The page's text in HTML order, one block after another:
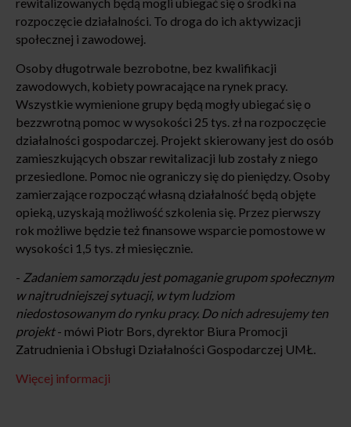
rozpoczęcie działalności. To droga do ich aktywizacji
społecznej i zawodowej.
Osoby długotrwale bezrobotne, bez kwalifikacji
zawodowych, kobiety powracające na rynek pracy.
Wszystkie wymienione grupy będą mogły ubiegać się o
bezzwrotną pomoc w wysokości 25 tys. zł na rozpoczęcie
działalności gospodarczej. Projekt skierowany jest do osób
zamieszkujących obszar rewitalizacji lub zostały z niego
przesiedlone. Pomoc nie ograniczy się do pieniędzy. Osoby
zamierzające rozpocząć własną działalność będą objęte
opieką, uzyskają możliwość szkolenia się. Przez pierwszy
rok możliwe będzie też finansowe wsparcie pomostowe w
wysokości 1,5 tys. zł miesięcznie.
- Zadaniem samorządu jest pomaganie grupom społecznym
w najtrudniejszej sytuacji, w tym ludziom
niedostosowanym do rynku pracy. Do nich adresujemy ten
projekt- mówi Piotr Bors, dyrektor Biura Promocji
Zatrudnienia i Obsługi Działalności Gospodarczej UMŁ.
Więcej informacji